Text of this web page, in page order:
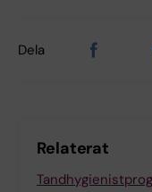
Dela
Relaterat